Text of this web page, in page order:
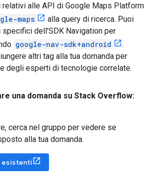
relativi alle API di Google Maps Platform
maps
alla query di ricerca. Puoi
specifici dell'SDK Navigation per
google-nav-sdk+android
.
altri tag alla tua domanda per
degli esperti di tecnologie correlate.
una domanda su Stack Overflow:
cerca nel gruppo per vedere se
alla tua domanda.
esistenti